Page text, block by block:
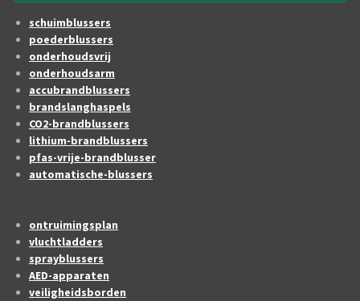
schuimblussers
poederblussers
onderhoudsvrij
onderhoudsarm
accubrandblussers
brandslanghaspels
CO2-brandblussers
lithium-brandblussers
pfas-vrije-brandblusser
automatische-blussers
ontruimingsplan
vluchtladders
sprayblussers
AED-apparaten
veiligheidsborden